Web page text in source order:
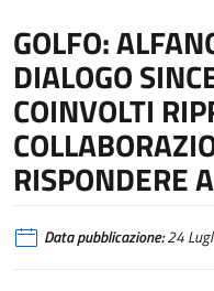
GOLFO:
DIALOGO
COINVOLTI
RISPONDERE
Data pubblicazione:24